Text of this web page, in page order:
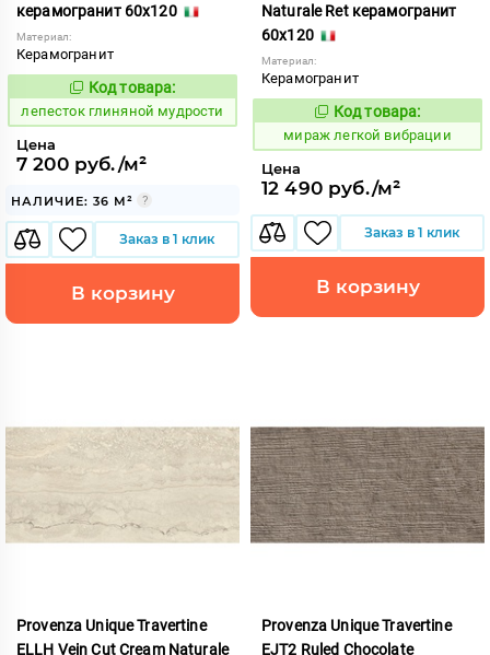
керамогранит 60x120
Материал:
Керамогранит
861555
Код товара:
лепесток глиняной мудрости
Цена
7 200 руб./м²
НАЛИЧИЕ: 36 М²
Заказ в 1 клик
В корзину
Naturale Ret керамогранит
60x120
Материал:
Керамогранит
989885
Код товара:
мираж легкой вибрации
Цена
12 490 руб./м²
Заказ в 1 клик
В корзину
Provenza Unique Travertine
ELLH Vein Cut Cream Naturale
Provenza Unique Travertine
EJT2 Ruled Chocolate